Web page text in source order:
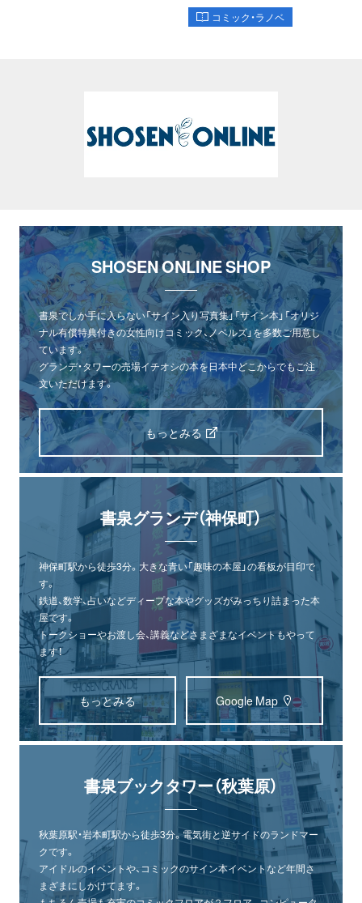
コミック・ラノベ
SHOSEN ONLINE SHOP
書泉でしか手に入らない「サイン入り写真集」「サイン本」「オリジ
ナル有償特典付きの女性向けコミック、ノベルズ」を多数ご用意し
ています。
グランデ・タワーの売場イチオシの本を日本中どこからでもご注
文いただけます。
もっとみる
書泉グランデ（神保町）
神保町駅から徒歩3分。大きな青い「趣味の本屋」の看板が目印で
す。
鉄道、数学、占いなどディープな本やグッズがみっちり詰まった本
屋です。
トークショーやお渡し会、講義などさまざまなイベントもやって
ます！
もっとみる Google Map
書泉ブックタワー（秋葉原）
秋葉原駅・岩本町駅から徒歩3分。電気街と逆サイドのランドマー
クです。
アイドルのイベントや、コミックのサイン本イベントなど年間さ
まざまにしかけてます。